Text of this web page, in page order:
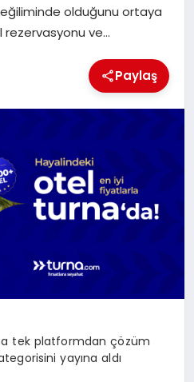
olduğunu ortaya
rezervasyonu ve…
Paylaş
tek platformdan çözüm
yayına aldı